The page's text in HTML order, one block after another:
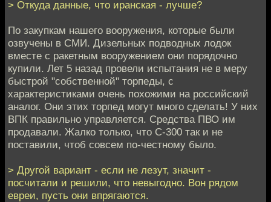
> Откуда данные, что иранская - лучше?
По закупкам нашего вооружения, которые были
озвучены в СМИ. Дизельных подводных лодок
вместе с ракетным вооружением они порядочно
купили. Лет 5 назад провели испытания не в меру
быстрой "собственной" торпеды, с
характеристиками очень похожими на российский
аналог. Они этих торпед могут много сделать! У них
ВПК правильно управляется. Средства ПВО им
продавали. Жалко только, что С-300 так и не
поставили, чтоб совсем по-честному было.
> Другой вариант - если не лезут, значит -
посчитали и решили, что невыгодно. Вон рядом
евреи, пусть они впрягаются.